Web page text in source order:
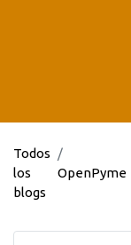
Todos
los
blogs
OpenPyme